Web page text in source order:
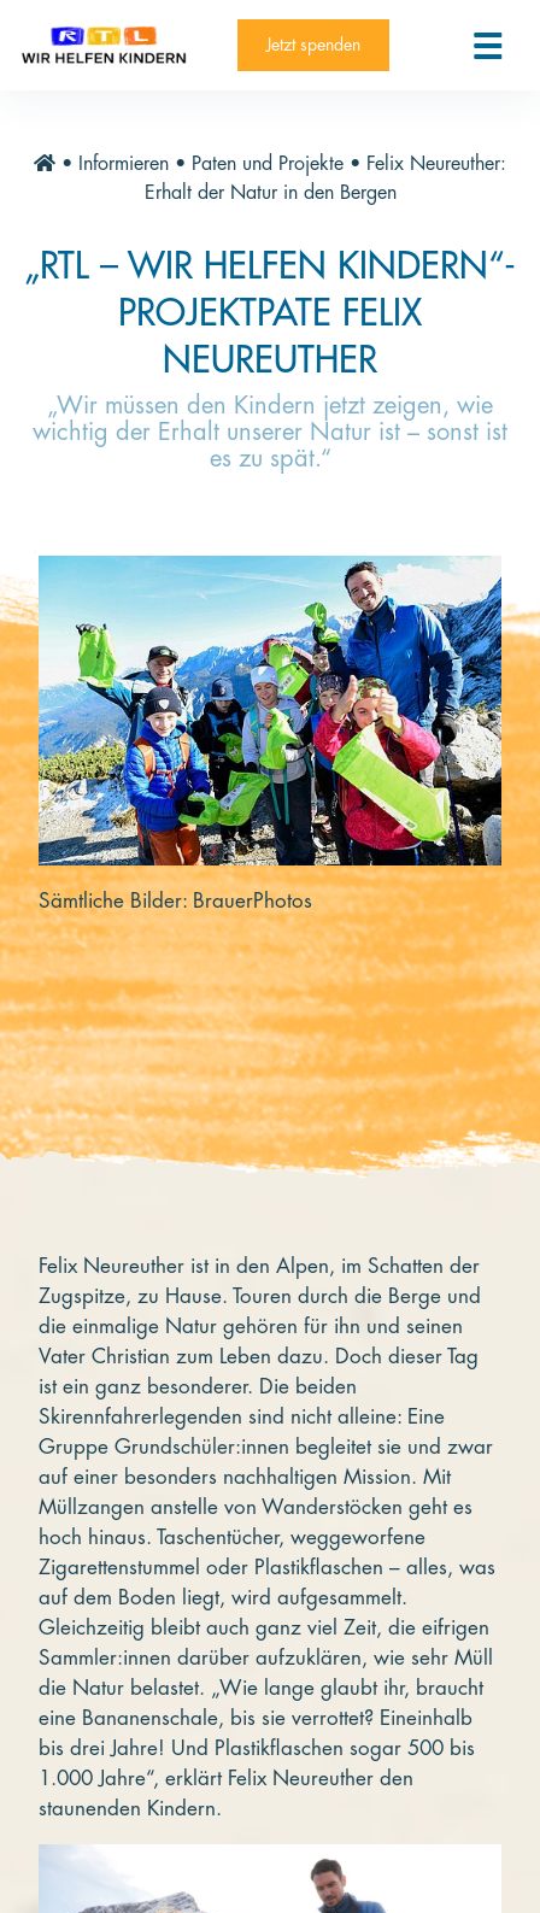
RTL-Spendenmarathon 2025
News
Paten und Projekte
Trauer und Testament
Newsletter
Kooperieren
Organisationen
Unternehmen
Kontakt
Jetzt spenden
• Informieren • Paten und Projekte • Felix Neureuther:
Erhalt der Natur in den Bergen
„RTL – WIR HELFEN KINDERN“-
PROJEKTPATE FELIX
NEUREUTHER
„Wir müssen den Kindern jetzt zeigen, wie
wichtig der Erhalt unserer Natur ist – sonst ist
es zu spät.“
Sämtliche Bilder: BrauerPhotos
Felix Neureuther ist in den Alpen, im Schatten der
Zugspitze, zu Hause. Touren durch die Berge und
die einmalige Natur gehören für ihn und seinen
Vater Christian zum Leben dazu. Doch dieser Tag
ist ein ganz besonderer. Die beiden
Skirennfahrerlegenden sind nicht alleine: Eine
Gruppe Grundschüler:innen begleitet sie und zwar
auf einer besonders nachhaltigen Mission. Mit
Müllzangen anstelle von Wanderstöcken geht es
hoch hinaus. Taschentücher, weggeworfene
Zigarettenstummel oder Plastikflaschen – alles, was
auf dem Boden liegt, wird aufgesammelt.
Gleichzeitig bleibt auch ganz viel Zeit, die eifrigen
Sammler:innen darüber aufzuklären, wie sehr Müll
die Natur belastet. „Wie lange glaubt ihr, braucht
eine Bananenschale, bis sie verrottet? Eineinhalb
bis drei Jahre! Und Plastikflaschen sogar 500 bis
1.000 Jahre“, erklärt Felix Neureuther den
staunenden Kindern.